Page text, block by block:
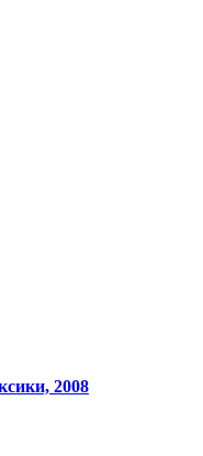
2008